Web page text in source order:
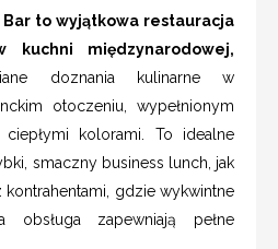
Bar to wyjątkowa restauracja
kuchni międzynarodowej,
doznania kulinarne w
otoczeniu, wypełnionym
ciepłymi kolorami. To idealne
smaczny business lunch, jak
kontrahentami, gdzie wykwintne
obsługa zapewniają pełne